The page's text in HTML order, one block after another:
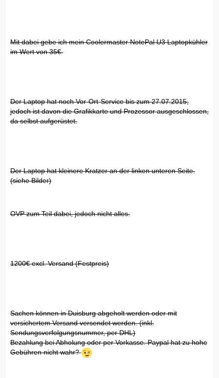
Mit dabei gebe ich mein Coolermaster NotePal U3 Laptopkühler
im Wert von 35€.
Der Laptop hat noch Vor-Ort-Service bis zum 27.07.2015,
jedoch ist davon die Grafikkarte und Prozessor ausgeschlossen,
da selbst aufgerüstet.
Der Laptop hat kleinere Kratzer an der linken unteren Seite.
(siehe Bilder)
OVP zum Teil dabei, jedoch nicht alles.
1200€ excl. Versand (Festpreis)
Sachen können in Duisburg abgeholt werden oder mit
versichertem Versand versendet werden. (inkl.
Sendungsverfolgungsnummer, per DHL)
Bezahlung bei Abholung oder per Vorkasse. Paypal hat zu hohe
Gebühren nicht wahr?